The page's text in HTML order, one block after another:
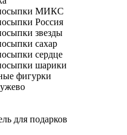
МИКС
Россия
звезды
сахар
сердце
шарики
фигурки
для подарков